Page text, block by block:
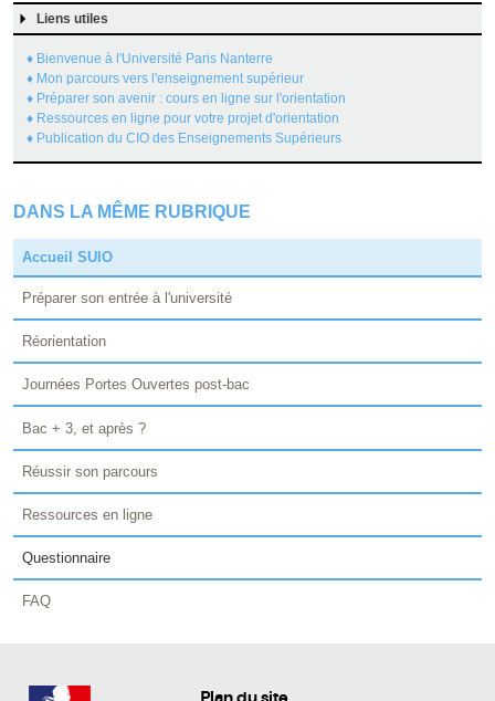
Liens utiles
♦ Bienvenue à l'Université Paris Nanterre
♦ Mon parcours vers l'enseignement supérieur
♦ Préparer son avenir : cours en ligne sur l'orientation
♦ Ressources en ligne pour votre projet d'orientation
♦ Publication du CIO des Enseignements Supérieurs
DANS LA MÊME RUBRIQUE
Accueil SUIO
Préparer son entrée à l'université
Réorientation
Journées Portes Ouvertes post-bac
Bac + 3, et après ?
Réussir son parcours
Ressources en ligne
Questionnaire
FAQ